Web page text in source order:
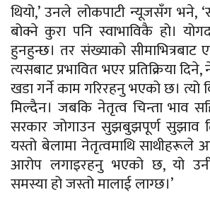
थियो,’ उनले लोकपाटी न्यूजसँग भने,
बोक्ने कुरा पनि स्वाभाविकै हो।
हुनहुन्छ। तर संख्याको सीमाभित्रबाट
त्यसबाट प्रभावित भएर प्रतिक्रिया दिने,
खडा गर्ने काम गरिरहनु भएको छ। त्यो
मिल्दैन। जबकि नेतृत्व चिन्ता भाव
सरकार जोगाउन सुझबुझपूर्ण सुझाव
यस्तो बेलामा नेतृत्वमाथि साथीहरूले
आरोप लगाइरहनु भएको छ, यो
समस्या हो जस्तो मालाई लाग्छ।’